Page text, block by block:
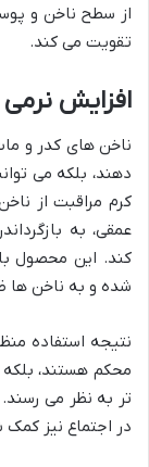
از سطح ناخن و
تقویت می کند.
افزایش
ناخن های کدر و
دهند، بلکه می
کرم مراقبت از
عمقی، به
کند. این محصول
شده و به ناخن ها
نتیجه استفاده
محکم هستند، بلکه
تر به نظر می
در اجتماع نیز کمک